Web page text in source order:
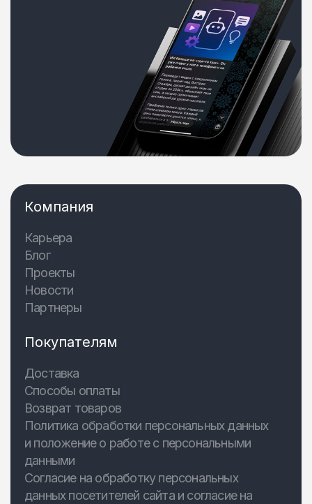
Компания
Карьера
Блог
Проекты
Новости
Партнеры
Покупателям
Доставка
Способы оплаты
Возврат товаров
Политика обработки персональных данных
и положение о работе с персональными
данными
Согласие на обработку персональных
данных посетителей сайта и согласие на